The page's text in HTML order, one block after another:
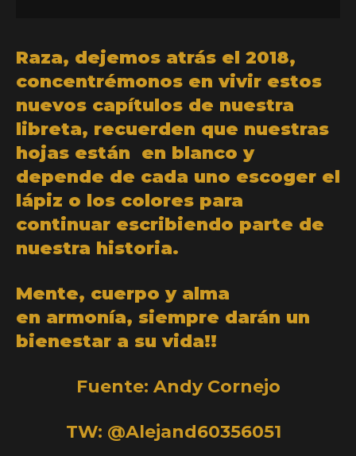
Raza, dejemos atrás el 2018,
concentrémonos en vivir estos
nuevos capítulos de nuestra
libreta, recuerden que nuestras
hojas están en blanco y
depende de cada uno escoger el
lápiz o los colores para
continuar escribiendo parte de
nuestra historia.
Mente, cuerpo y alma
en armonía, siempre darán un
bienestar a su vida!!
Fuente: Andy Cornejo
TW: @Alejand60356051